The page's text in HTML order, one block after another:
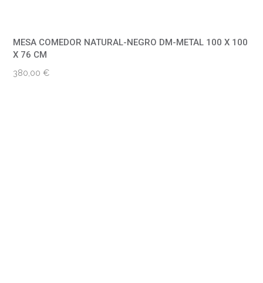
MESA COMEDOR NATURAL-NEGRO DM-METAL 100 X 100
X 76 CM
380,00€